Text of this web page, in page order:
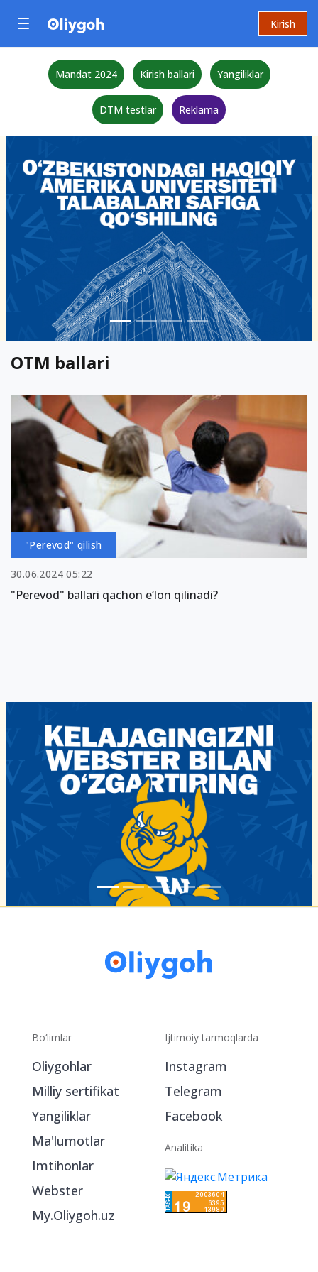
Kirish
Mandat 2024 Kirish ballari Yangiliklar
DTM testlar Reklama
OTM ballari
"Perevod" qilish
30.06.2024 05:22
"Perevod" ballari qachon e‘lon qilinadi?
Bo‘limlar
Oliygohlar
Milliy sertifikat
Yangiliklar
Ma'lumotlar
Imtihonlar
Webster
My.Oliygoh.uz
Ijtimoiy tarmoqlarda
Instagram
Telegram
Facebook
Analitika